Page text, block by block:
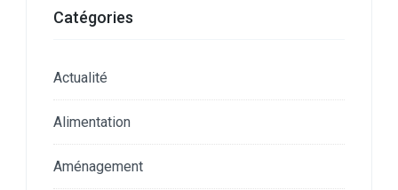
Catégories
Actualité
Alimentation
Aménagement